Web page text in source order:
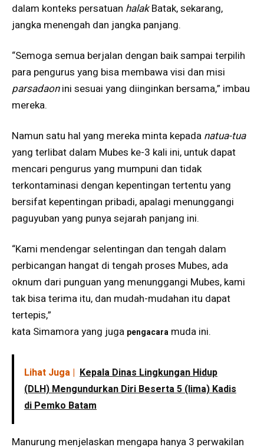
dalam konteks persatuan halakBatak, sekarang,
jangka menengah dan jangka panjang.
“Semoga semua berjalan dengan baik sampai terpilih
para pengurus yang bisa membawa visi dan misi
parsadaonini sesuai yang diinginkan bersama,” imbau
mereka.
Namun satu hal yang mereka minta kepada natua-tua
yang terlibat dalam Mubes ke-3 kali ini, untuk dapat
mencari pengurus yang mumpuni dan tidak
terkontaminasi dengan kepentingan tertentu yang
bersifat kepentingan pribadi, apalagi menunggangi
paguyuban yang punya sejarah panjang ini.
“Kami mendengar selentingan dan tengah dalam
perbicangan hangat di tengah proses Mubes, ada
oknum dari punguan yang menunggangi Mubes, kami
tak bisa terima itu, dan mudah-mudahan itu dapat
tertepis,”
kata Simamora yang juga pengacara muda ini.
Lihat Juga | Kepala Dinas Lingkungan Hidup
(DLH) Mengundurkan Diri Beserta 5 (lima) Kadis
di Pemko Batam
Manurung menjelaskan mengapa hanya 3 perwakilan